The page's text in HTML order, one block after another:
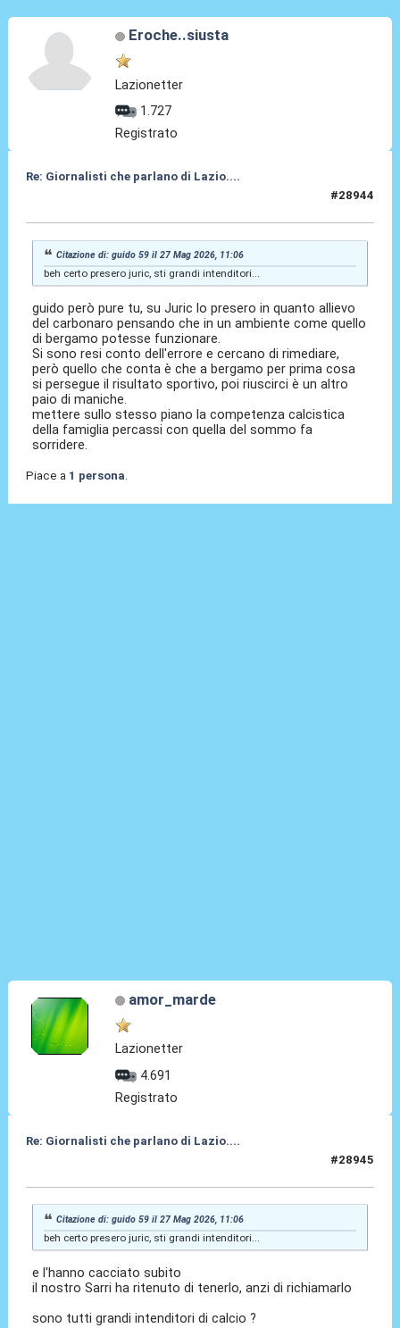
Eroche..siusta
Lazionetter
1.727
Registrato
Re: Giornalisti che parlano di Lazio....
#28944
Citazione di: guido 59 il 27 Mag 2026, 11:06
beh certo presero juric, sti grandi intenditori...
guido però pure tu, su Juric lo presero in quanto allievo
del carbonaro pensando che in un ambiente come quello
di bergamo potesse funzionare.
Si sono resi conto dell'errore e cercano di rimediare,
però quello che conta è che a bergamo per prima cosa
si persegue il risultato sportivo, poi riuscirci è un altro
paio di maniche.
mettere sullo stesso piano la competenza calcistica
della famiglia percassi con quella del sommo fa
sorridere.
Piace a 1 persona.
amor_marde
Lazionetter
4.691
Registrato
Re: Giornalisti che parlano di Lazio....
#28945
Citazione di: guido 59 il 27 Mag 2026, 11:06
beh certo presero juric, sti grandi intenditori...
e l'hanno cacciato subito
il nostro Sarri ha ritenuto di tenerlo, anzi di richiamarlo
sono tutti grandi intenditori di calcio ?